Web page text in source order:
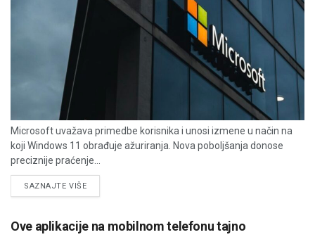
Microsoft uvažava primedbe korisnika i unosi izmene u način na
koji Windows 11 obrađuje ažuriranja. Nova poboljšanja donose
preciznije praćenje...
SAZNAJTE VIŠEDETAILS
Ove aplikacije na mobilnom telefonu tajno